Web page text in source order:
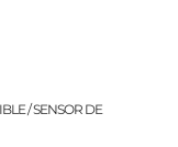
/ SENSOR DE